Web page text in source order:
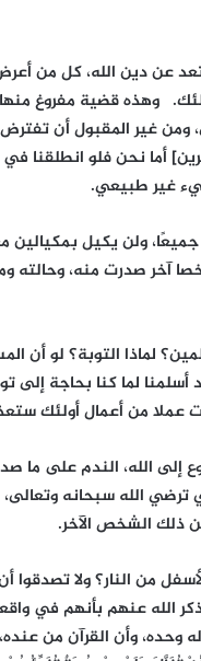
عن دين الله، كل من
وهذه قضية مفروغ
ومن غير المقبول أن
أما نحن فلو انطلقنا
غير طبيعي.
جميعًا، ولن يكيل
آخر صدرت منه، وحالته
لماذا التوبة؟ لو أن
لما كنا بحاجة إلى
عملا من أعمال أولئك
إلى الله، الندم على
ترضي الله سبحانه
ذلك الشخص الآخر.
من النار؟ ولا
الله عنهم بأنهم في
وحده، وأن القرآن من